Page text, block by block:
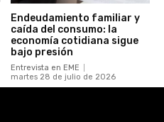
Endeudamiento familiar y
caída del consumo: la
economía cotidiana sigue
bajo presión
Entrevista en EME
martes 28 de julio de 2026